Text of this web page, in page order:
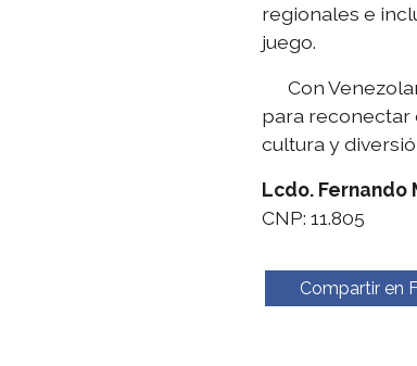
regionales e
juego.
Con
para reconectar
cultura y
Lcdo. Fernando
CNP: 11.805
Compartir en